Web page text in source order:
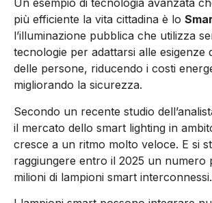
Un esempio di tecnologia avanzata
più efficiente la vita cittadina è lo
l’illuminazione pubblica che utilizza
tecnologie per adattarsi alle esigenze
delle persone, riducendo i costi
migliorando la sicurezza.
Secondo un recente studio
il mercato dello smart lighting in
cresce a un ritmo molto veloce. E si
raggiungere entro il 2025 un numero
milioni di lampioni smart interconnessi.